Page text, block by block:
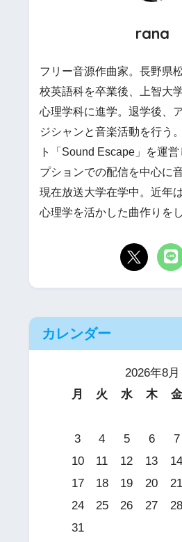
rana
フリー音源作曲家。長野県
校英語科を卒業後、上智大
心理学科に進学。退学後、
ジシャンと音楽活動を行う
ト「Sound Escape」を運
プションでの配信を中心に
現在放送大学在学中。近年
心理学を活かした曲作りを
カレンダー
2026年8月
月
火 水 木 金
3
4 5 6 7
10
11 12 13 14
17
18 19 20 21
24
25 26 27 28
31